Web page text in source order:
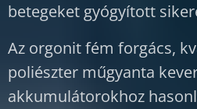
betegeket gyógyított
Az orgonit fém forgács,
poliészter műgyanta
akkumulátorokhoz